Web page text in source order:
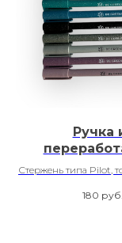
Ручка
упаковки
Стержень типа Pilot,
180 руб.